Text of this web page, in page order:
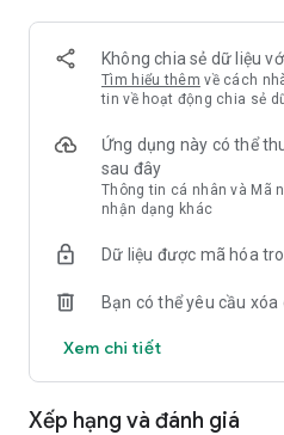
Không chia sẻ dữ liệu
Tìm hiểu thêm về cách
tin về hoạt động chia sẻ
Ứng dụng này có thể
sau đây
Thông tin cá nhân và Mã
nhận dạng khác
Dữ liệu được mã hóa
Bạn có thể yêu cầu xóa
Xem chi tiết
Xếp hạng và đánh giá